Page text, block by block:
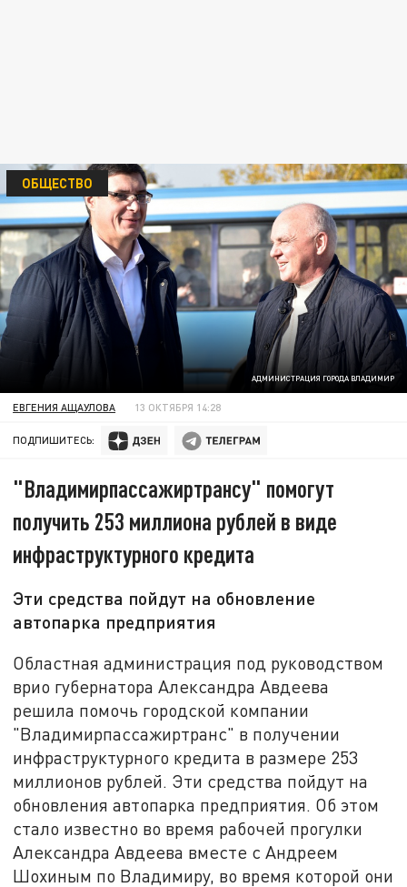
АДМИНИСТРАЦИЯ ГОРОДА ВЛАДИМИР
ОБЩЕСТВО
ЕВГЕНИЯ АЩАУЛОВА 13 ОКТЯБРЯ 14:28
ПОДПИШИТЕСЬ:
"Владимирпассажиртрансу" помогут
получить 253 миллиона рублей в виде
инфраструктурного кредита
Эти средства пойдут на обновление
автопарка предприятия
Областная администрация под руководством
врио губернатора Александра Авдеева
решила помочь городской компании
"Владимирпассажиртранс" в получении
инфраструктурного кредита в размере 253
миллионов рублей. Эти средства пойдут на
обновления автопарка предприятия. Об этом
стало известно во время рабочей прогулки
Александра Авдеева вместе с Андреем
Шохиным по Владимиру, во время которой они